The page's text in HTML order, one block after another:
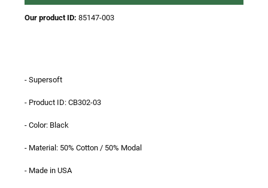
Our product ID: 85147-003
- Supersoft
- Product ID: CB302-03
- Color: Black
- Material: 50% Cotton / 50% Modal
- Made in USA